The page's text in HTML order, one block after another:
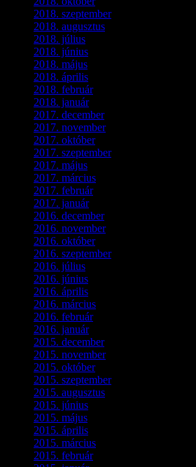
2018. szeptember(1)
2018. augusztus
2018. július
2018. június
2018. május
2018. április
2018. február(2)
2018. január(2)
2017. december(4)
2017. november(3)
2017. október(4)
2017. szeptember(1)
2017. május
2017. március
2017. február(1)
2017. január(2)
2016. december(1)
2016. november(1)
2016. október(6)
2016. szeptember(5)
2016. július
2016. június
2016. április
2016. március
2016. február(3)
2016. január(2)
2015. december(1)
2015. november(4)
2015. október(4)
2015. szeptember(5)
2015. augusztus
2015. június
2015. május
2015. április
2015. március
2015. február(2)